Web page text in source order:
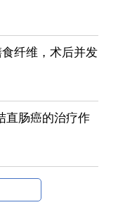
纤维，术后并发
直肠癌的治疗作